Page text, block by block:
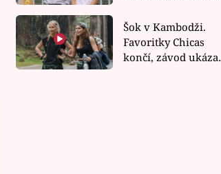
závodu nůž na krku
Šok v Kambodži.
Favoritky Chicas
končí, závod ukázal